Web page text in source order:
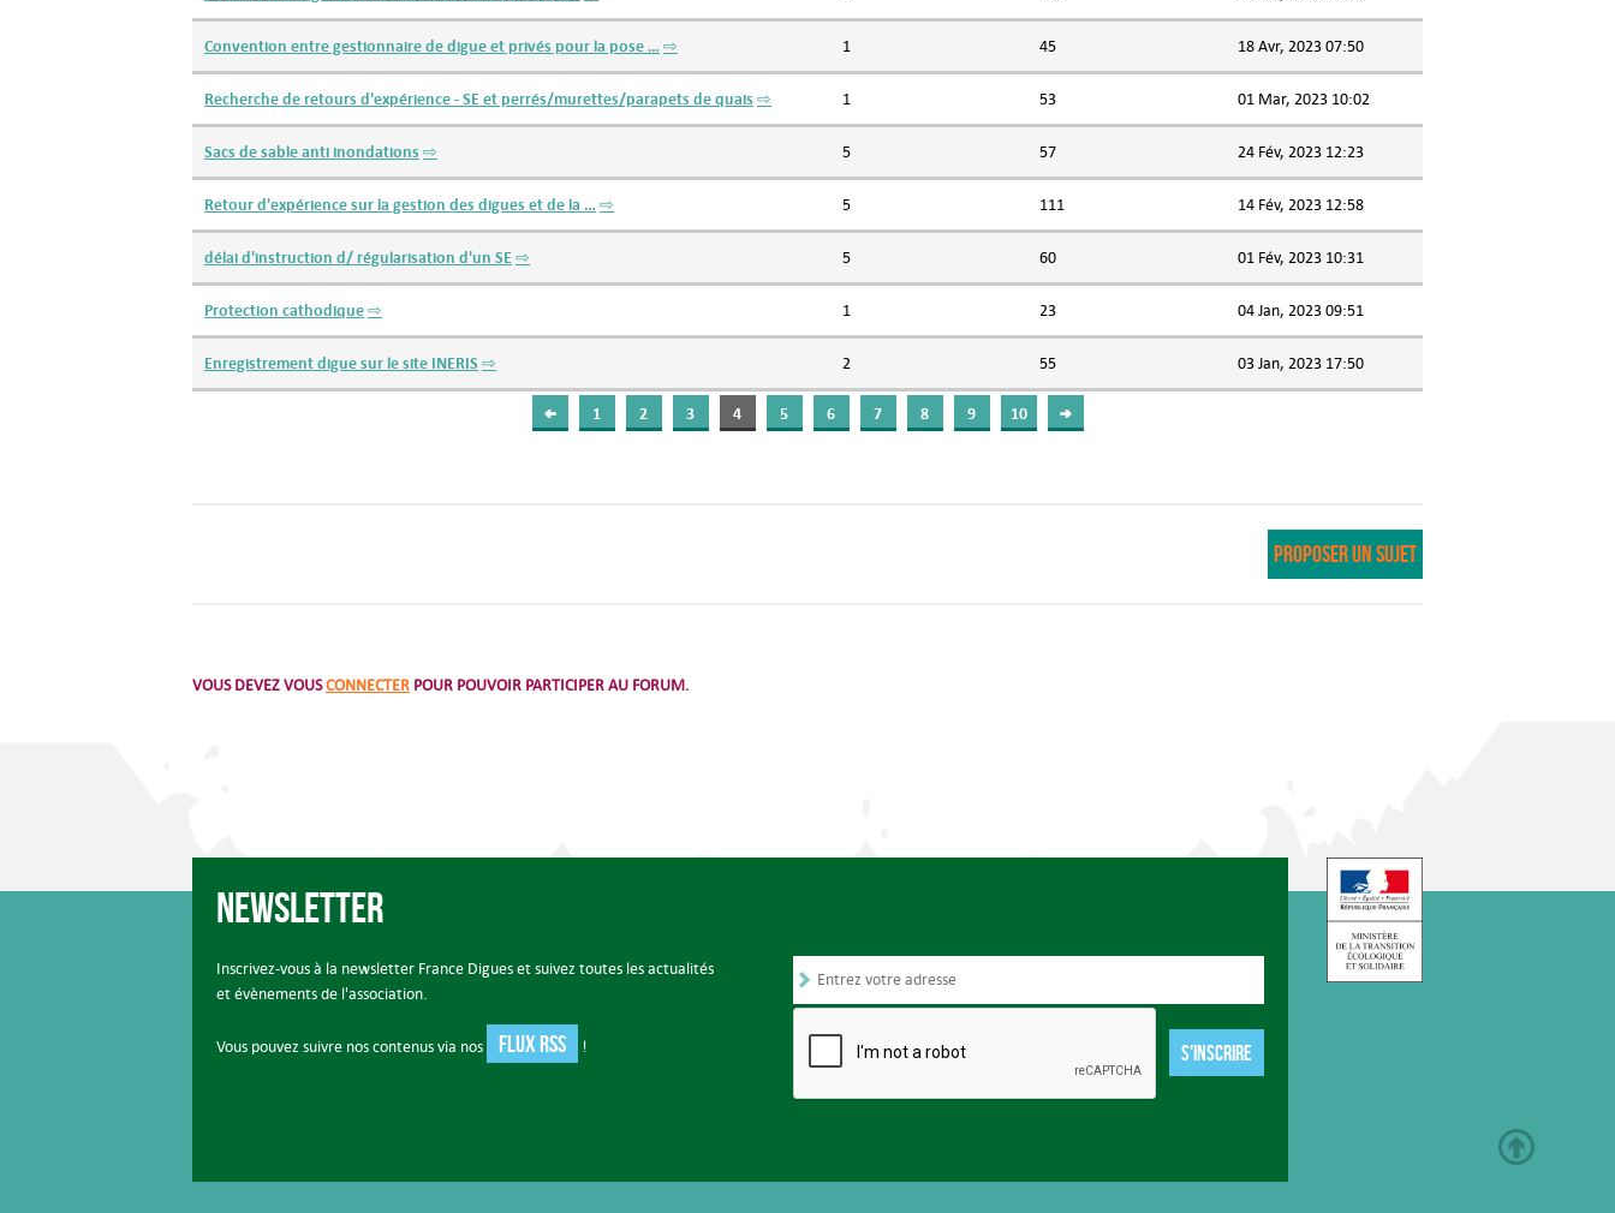
Convention entre gestionnaire de digue et privés pour la pose … ⇨ 1 45 18 Avr, 2023 07:50
Recherche de retours d'expérience - SE et perrés/murettes/parapets de quais ⇨ 1 53 01 Mar, 2023 10:02
Sacs de sable anti inondations ⇨ 5 57 24 Fév, 2023 12:23
Retour d'expérience sur la gestion des digues et de la … ⇨ 5 111 14 Fév, 2023 12:58
délai d'instruction d/ régularisation d'un SE ⇨ 5 60 01 Fév, 2023 10:31
Protection cathodique⇨ 1 23 04 Jan, 2023 09:51
Enregistrement digue sur le site INERIS⇨ 2 55 03 Jan, 2023 17:50
1 2 3 4 5 6 7 8 9 10
PROPOSER UN SUJET
VOUS DEVEZ VOUSCONNECTER POUR POUVOIR PARTICIPER AU FORUM.
Newsletter
Inscrivez-vous à la newsletter France Digues et suivez toutes les actualités
et évènements de l'association.
S'INSCRIRE
Vous pouvez suivre nos contenus via nos FLUX RSS !